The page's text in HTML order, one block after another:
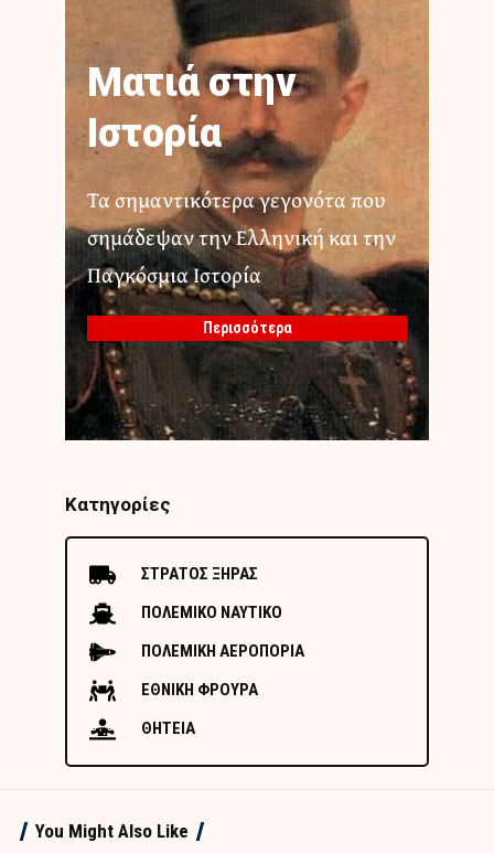
Ματιά στην
Ιστορία
Τα σημαντικότερα γεγονότα που
σημάδεψαν την Ελληνική και την
Παγκόσμια Ιστορία
Περισσότερα
Κατηγορίες
ΣΤΡΑΤΟΣ ΞΗΡΑΣ
ΠΟΛΕΜΙΚΟ ΝΑΥΤΙΚΟ
ΠΟΛΕΜΙΚΗ ΑΕΡΟΠΟΡΙΑ
ΕΘΝΙΚΗ ΦΡΟΥΡΑ
ΘΗΤΕΙΑ
You Might Also Like